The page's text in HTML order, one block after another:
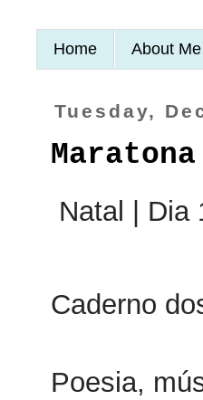
Home About Me
Tuesday,
Natal | Dia
Caderno
Poesia,